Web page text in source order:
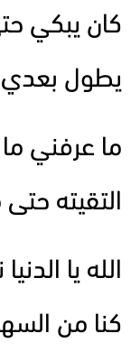
كان يبكي
يطول بعدي
ما عرفني
التقيته
الله يا
كنا من